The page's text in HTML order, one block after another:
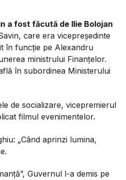
a fost făcută de Ilie Bolojan
care era vicepreședinte
în funcție pe Alexandru
ministrului Finanțelor.
în subordinea Ministerului
de socializare, vicepremierul
filmul evenimentelor.
„Când aprinzi lumina,
Guvernul l-a demis pe